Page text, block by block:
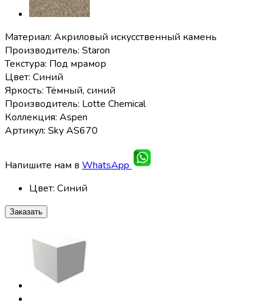
Материал: Акриловый искусственный камень
Производитель: Staron
Текстура: Под мрамор
Цвет: Синий
Яркость: Тёмный, синий
Производитель: Lotte Chemical
Коллекция: Aspen
Артикул: Sky AS670
Напишите нам в WhatsApp
Цвет: Синий
Заказать